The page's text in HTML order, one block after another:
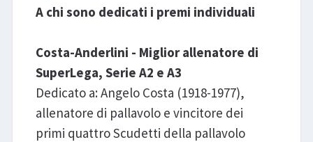
A chi sono dedicati i premi individuali
Costa-Anderlini - Miglior allenatore di
SuperLega, Serie A2 e A3
Dedicato a: Angelo Costa (1918-1977),
allenatore di pallavolo e vincitore dei
primi quattro Scudetti della pallavolo